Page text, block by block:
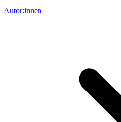
Autor:innen